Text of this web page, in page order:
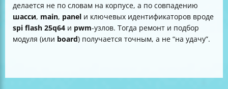
делается не по словам на корпусе, а по совпадению
шасси, main, panel и ключевых идентификаторов вроде
spi flash 25q64 и pwm-узлов. Тогда ремонт и подбор
модуля (или board) получается точным, а не “на удачу”.